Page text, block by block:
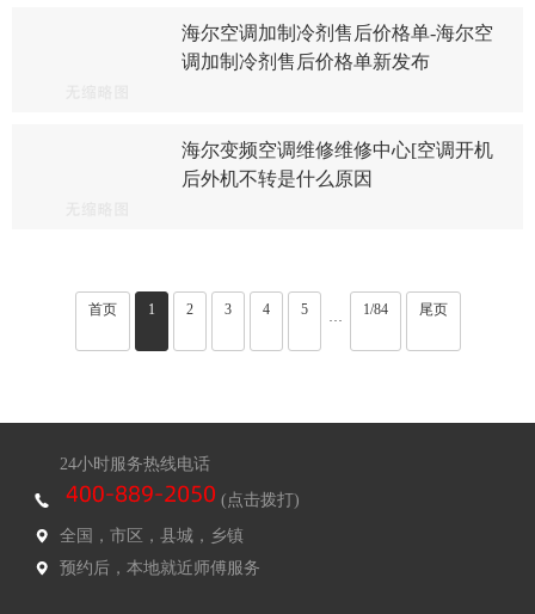
海尔空调加制冷剂售后价格单-海尔空
调加制冷剂售后价格单新发布
海尔变频空调维修维修中心[空调开机
后外机不转是什么原因
首页 1 2 3 4 5
···
1/84 尾页
24小时服务热线电话
(点击拨打)
全国，市区，县城，乡镇
预约后，本地就近师傅服务